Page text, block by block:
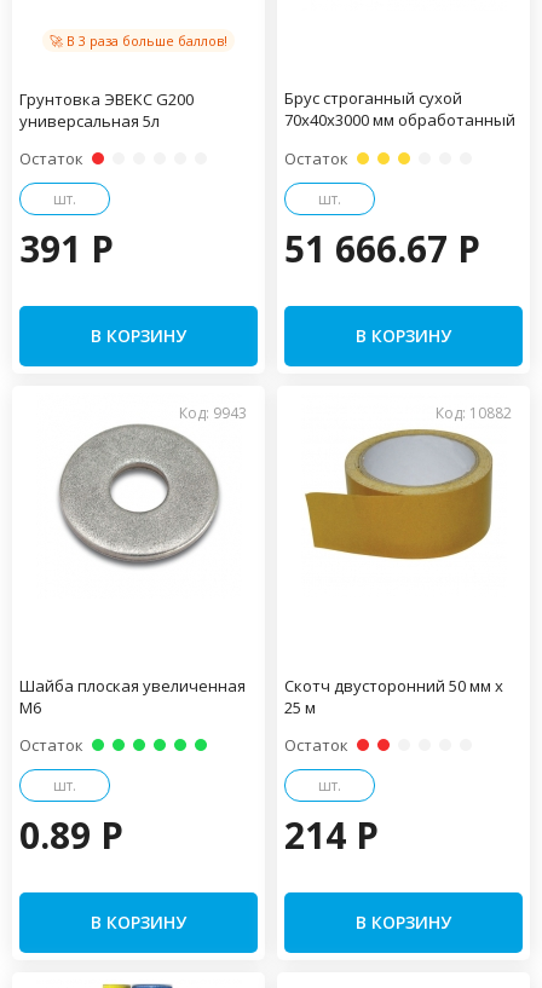
🚀 В 3 раза больше баллов!
Грунтовка ЭВЕКС G200
универсальная 5л
Остаток
шт.
391 P
В КОРЗИНУ
Брус строганный сухой
70х40х3000 мм обработанный
Остаток
шт.
51 666.67 P
В КОРЗИНУ
Код: 9943
Шайба плоская увеличенная
М6
Остаток
шт.
0.89 P
В КОРЗИНУ
Код: 10882
Скотч двусторонний 50 мм х
25 м
Остаток
шт.
214 P
В КОРЗИНУ